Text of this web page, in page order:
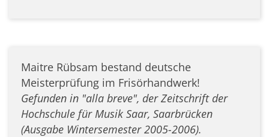
Maitre Rübsam bestand deutsche
Meisterprüfung im Frisörhandwerk!
Gefunden in "alla breve", der Zeitschrift der
Hochschule für Musik Saar, Saarbrücken
(Ausgabe Wintersemester 2005-2006).